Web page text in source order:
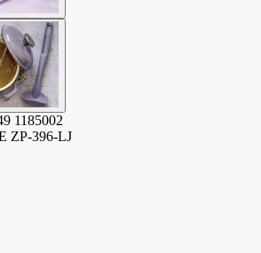
1185002
ZP-396-LJ